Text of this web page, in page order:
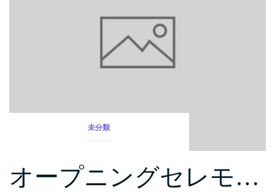
未分類
オープニングセレモ…